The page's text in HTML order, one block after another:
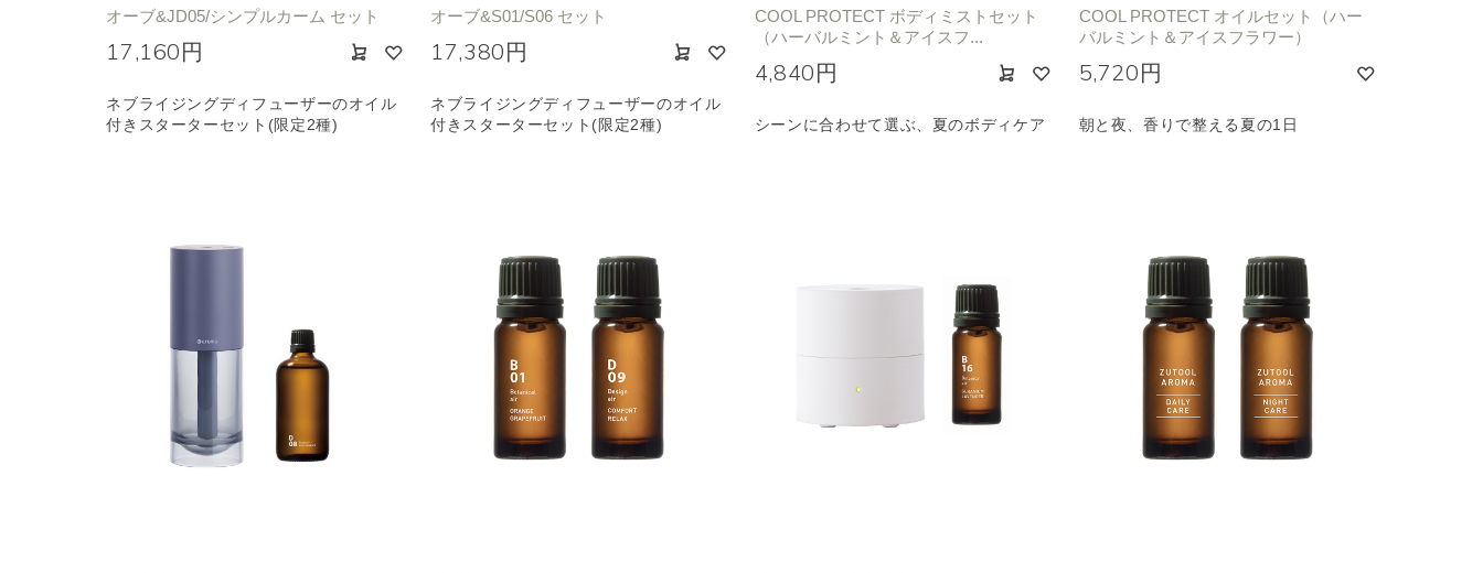
オーブ&JD05/シンプルカーム セット
17,160円
ネブライジングディフューザーのオイル
付きスターターセット(限定2種)
オーブ&S01/S06 セット
17,380円
ネブライジングディフューザーのオイル
付きスターターセット(限定2種)
COOL PROTECT ボディミストセット
（ハーバルミント＆アイスフ...
4,840円
シーンに合わせて選ぶ、夏のボディケア
COOL PROTECT オイルセット（ハー
バルミント＆アイスフラワー）
5,720円
朝と夜、香りで整える夏の1日